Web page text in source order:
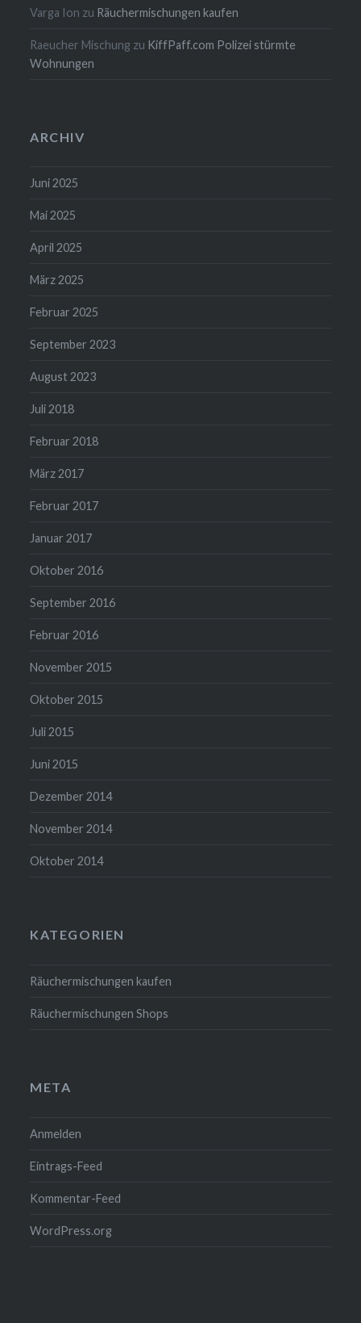
Varga Ion zu Räuchermischungen kaufen
Raeucher Mischung zu KiffPaff.com Polizei stürmte
Wohnungen
ARCHIV
Juni 2025
Mai 2025
April 2025
März 2025
Februar 2025
September 2023
August 2023
Juli 2018
Februar 2018
März 2017
Februar 2017
Januar 2017
Oktober 2016
September 2016
Februar 2016
November 2015
Oktober 2015
Juli 2015
Juni 2015
Dezember 2014
November 2014
Oktober 2014
KATEGORIEN
Räuchermischungen kaufen
Räuchermischungen Shops
META
Anmelden
Eintrags-Feed
Kommentar-Feed
WordPress.org